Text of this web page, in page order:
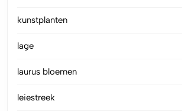
kunstplanten
lage
laurus bloemen
leiestreek